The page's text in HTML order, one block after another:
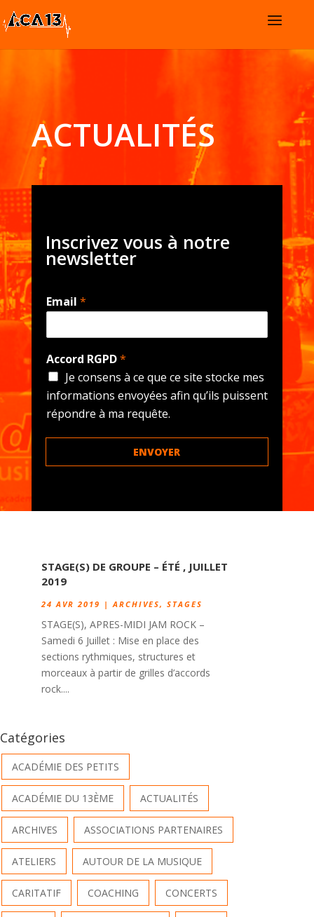
ACTUALITÉS
Inscrivez vous à notre
newsletter
Email *
Accord RGPD*
Je consens à ce que ce site stocke mes
informations envoyées afin qu’ils puissent
répondre à ma requête.
ENVOYER
STAGE(S) DE GROUPE – ÉTÉ , JUILLET
2019
24 AVR 2019 |ARCHIVES, STAGES
STAGE(S), APRES-MIDI JAM ROCK –
Samedi 6 Juillet : Mise en place des
sections rythmiques, structures et
morceaux à partir de grilles d’accords
rock....
Catégories
ACADÉMIE DES PETITS
ACADÉMIE DU 13ÈME ACTUALITÉS
ARCHIVES ASSOCIATIONS PARTENAIRES
ATELIERS AUTOUR DE LA MUSIQUE
CARITATIF COACHING CONCERTS